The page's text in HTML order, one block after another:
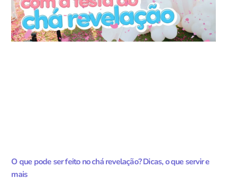
O que pode ser feito no chá revelação? Dicas, o que servir e
mais